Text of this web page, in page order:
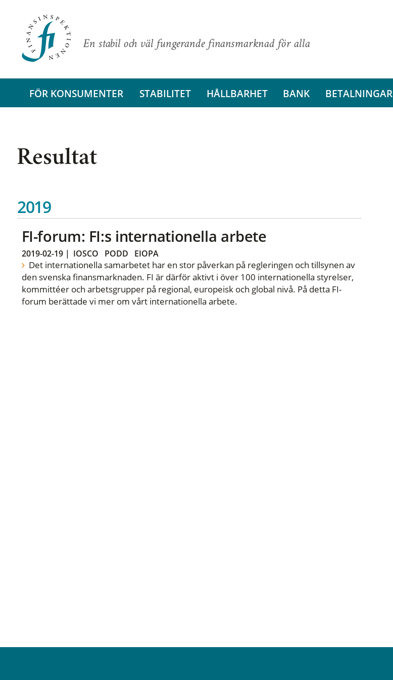
En stabil och väl fungerande finansmarknad för alla
FÖR KONSUMENTER STABILITET HÅLLBARHET BANK BETALNINGAR
Resultat
2019
FI-forum: FI:s internationella arbete
2019-02-19| IOSCO PODD EIOPA
Det internationella samarbetet har en stor påverkan på regleringen och tillsynen av
den svenska finansmarknaden. FI är därför aktivt i över 100 internationella styrelser,
kommittéer och arbetsgrupper på regional, europeisk och global nivå. På detta FI-
forum berättade vi mer om vårt internationella arbete.